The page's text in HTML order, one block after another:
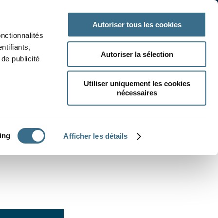
publicité
Afficher les détails
Autoriser tous les cookies
Autoriser la sélection
Utiliser uniquement les cookies
nécessaires